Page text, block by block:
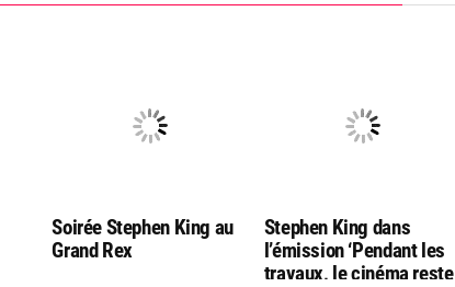
Soirée Stephen King au
Grand Rex
Stephen King dans
l’émission ‘Pendant les
travaux, le cinéma reste